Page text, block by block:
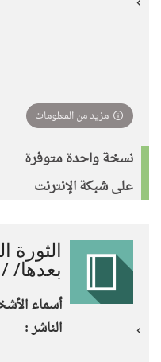
مزيد من المعلومات
نسخة واحدة متوفرة
على شبكة الإنترنت
الثورة
بعدها/
أسماء
الناشر :